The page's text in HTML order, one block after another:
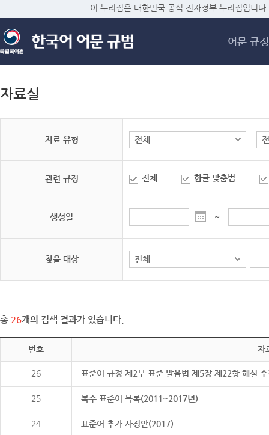
메
이 누리집은 대한민국 공식 전자정부 누리집입니다.
어문 규정
자료실
자료 유형
관련 규정 전체 한글 맞춤법
생성일 ~
찾을 대상
총 26개의 검색 결과가 있습니다.
번호 자
26 표준어 규정 제2부 표준 발음법 제5장 제22항 해설
25 복수 표준어 목록(2011~2017년)
24 표준어 추가 사정안(2017)